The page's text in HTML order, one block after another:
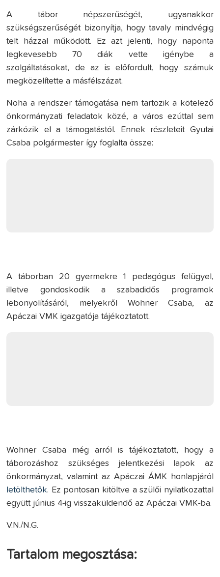
A tábor népszerűségét, ugyanakkor
szükségszerűségét bizonyítja, hogy tavaly mindvégig
telt házzal működött. Ez azt jelenti, hogy naponta
legkevesebb 70 diák vette igénybe a
szolgáltatásokat, de az is előfordult, hogy számuk
megközelítette a másfélszázat.
Noha a rendszer támogatása nem tartozik a kötelező
önkormányzati feladatok közé, a város ezúttal sem
zárkózik el a támogatástól. Ennek részleteit Gyutai
Csaba polgármester így foglalta össze:
A táborban 20 gyermekre 1 pedagógus felügyel,
illetve gondoskodik a szabadidős programok
lebonyolításáról, melyekről Wohner Csaba, az
Apáczai VMK igazgatója tájékoztatott.
Wohner Csaba még arról is tájékoztatott, hogy a
táborozáshoz szükséges jelentkezési lapok az
önkormányzat, valamint az Apáczai ÁMK honlapjáról
letölthetők. Ez pontosan kitöltve a szülői nyilatkozattal
együtt június 4-ig visszaküldendő az Apáczai VMK-ba.
V.N./N.G.
Tartalom megosztása: